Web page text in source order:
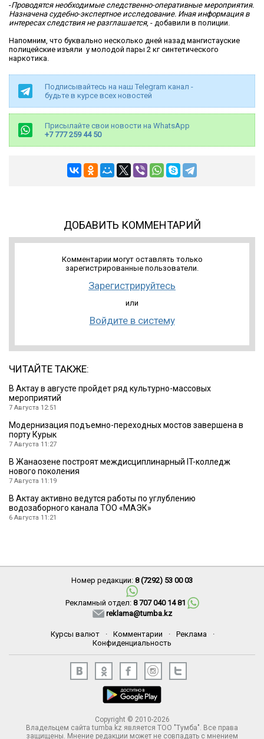
-Проводятся необходимые следственно-оперативные мероприятия.
Назначена судебно-экспертное исследование. Иная информация в
интересах следствия не разглашается, - добавили в полиции.
Напомним, что буквально несколько дней назад мангистауские
полицейские изъяли у молодой пары 2 кг синтетического
наркотика.
Подписывайтесь на наш Telegram канал -
будьте в курсе всех новостей
Присылайте свои новости на WhatsApp
+7 777 259 44 50
ДОБАВИТЬ КОММЕНТАРИЙ
Комментарии могут оставлять только
зарегистрированные пользователи.
Зарегистрируйтесь
или
Войдите в систему
ЧИТАЙТЕ ТАКЖЕ:
В Актау в августе пройдет ряд культурно-массовых
мероприятий
7 Августа 12:51
Модернизация подъемно-переходных мостов завершена в
порту Курык
7 Августа 11:27
В Жанаозене построят междисциплинарный IT-колледж
нового поколения
7 Августа 11:19
В Актау активно ведутся работы по углублению
водозаборного канала ТОО «МАЭК»
6 Августа 11:21
Номер редакции: 8 (7292) 53 00 03
Рекламный отдел: 8 707 040 14 81
reklama@tumba.kz
Курсы валют · Комментарии · Реклама
·
Конфиденциальность
Copyright © 2010-2026
Владельцем сайта tumba.kz является ТОО "Тумба". Все права
защищены. Мнение редакции может не совпадать с мнением